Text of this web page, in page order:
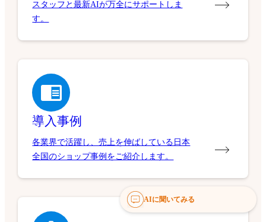
スタッフと最新AIが万全にサポートしま
す。
導入事例
各業界で活躍し、売上を伸ばしている日本
全国のショップ事例をご紹介します。
AIに聞いてみる